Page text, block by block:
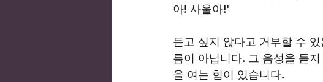
아! 사울아!'
듣고 싶지 않다고 거부할 수
름이 아닙니다. 그 음성을 듣
을 여는 힘이 있습니다.